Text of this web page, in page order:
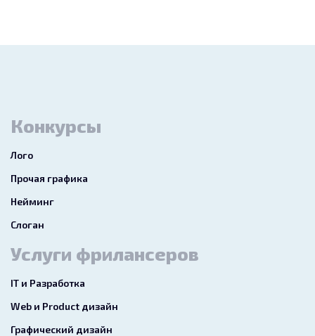
Конкурсы
Лого
Прочая графика
Нейминг
Слоган
Услуги фрилансеров
IT и Разработка
Web и Product дизайн
Графический дизайн